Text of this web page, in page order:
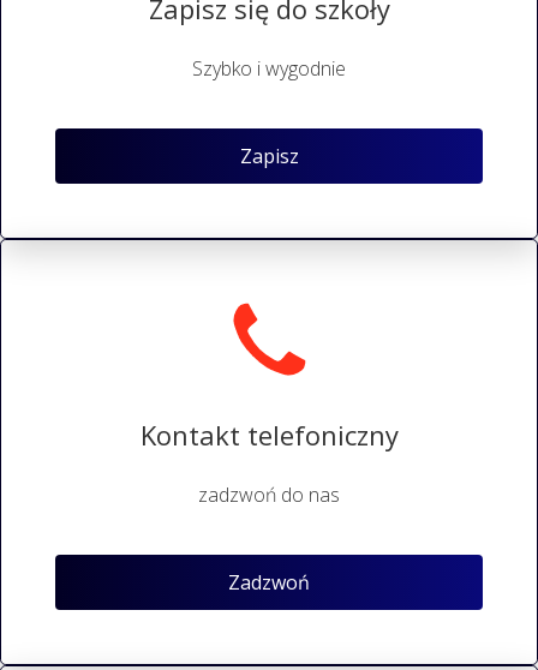
Zapisz się do szkoły
Szybko i wygodnie
Zapisz
Kontakt telefoniczny
zadzwoń do nas
Zadzwoń